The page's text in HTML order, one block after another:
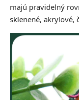
majú pravidelný
sklenené, akrylové,